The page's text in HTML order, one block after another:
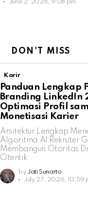
June 2, 2026, 9:08 pm
DON'T MISS
Karir
Panduan Lengkap
Branding LinkedIn
Optimasi Profil
Monetisasi Karier
Arsitektur Lengkap
Algoritma AI Rekruter
Membangun Otoritas
Otentik
by Jati Sunarto
July 27, 2026, 10:59